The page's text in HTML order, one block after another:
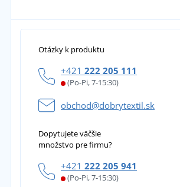
Otázky k produktu
+421 222 205 111
(Po-Pi, 7-15:30)
obchod@dobrytextil.sk
Dopytujete väčšie
množstvo pre firmu?
+421 222 205 941
(Po-Pi, 7-15:30)